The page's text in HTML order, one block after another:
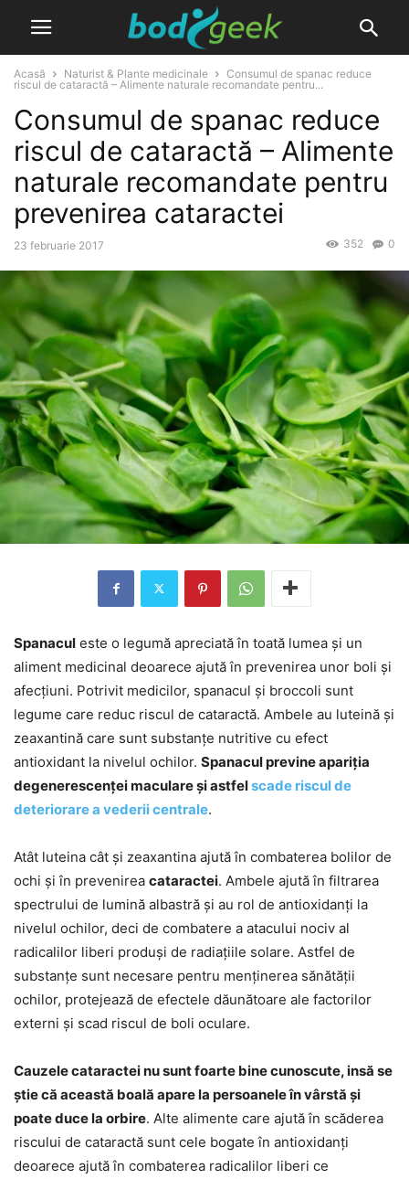
Acasă Naturist & Plante medicinale
Consumul de spanac reduce
riscul de cataractă – Alimente naturale recomandate pentru...
Consumul de spanac reduce
riscul de cataractă – Alimente
naturale recomandate pentru
prevenirea cataractei
23 februarie 2017 0
352
Spanacul este o legumă apreciată în toată lumea și un
aliment medicinal deoarece ajută în prevenirea unor boli și
afecțiuni. Potrivit medicilor, spanacul și broccoli sunt
legume care reduc riscul de cataractă. Ambele au luteină și
zeaxantină care sunt substanțe nutritive cu efect
antioxidant la nivelul ochilor. Spanacul previne apariția
degenerescenței maculare și astfelscade riscul de
deteriorare a vederii centrale.
Atât luteina cât și zeaxantina ajută în combaterea bolilor de
ochi și în prevenirea cataractei. Ambele ajută în filtrarea
spectrului de lumină albastră și au rol de antioxidanți la
nivelul ochilor, deci de combatere a atacului nociv al
radicalilor liberi produși de radiațiile solare. Astfel de
substanțe sunt necesare pentru menținerea sănătății
ochilor, protejează de efectele dăunătoare ale factorilor
externi și scad riscul de boli oculare.
Cauzele cataractei nu sunt foarte bine cunoscute, insă se
știe că această boală apare la persoanele în vârstă și
poate duce la orbire. Alte alimente care ajută în scăderea
riscului de cataractă sunt cele bogate în antioxidanți
deoarece ajută în combaterea radicalilor liberi ce